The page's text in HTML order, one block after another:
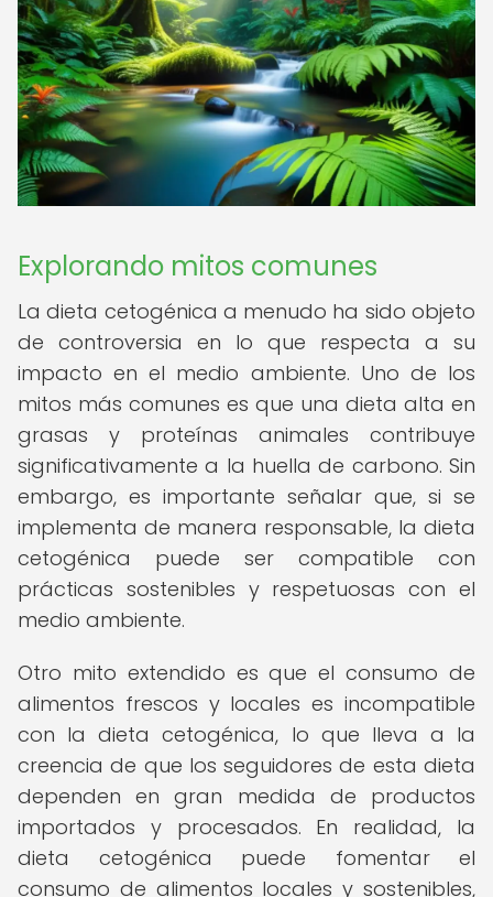
Explorando mitos comunes
La dieta cetogénica a menudo ha sido objeto
de controversia en lo que respecta a su
impacto en el medio ambiente. Uno de los
mitos más comunes es que una dieta alta en
grasas y proteínas animales contribuye
significativamente a la huella de carbono. Sin
embargo, es importante señalar que, si se
implementa de manera responsable, la dieta
cetogénica puede ser compatible con
prácticas sostenibles y respetuosas con el
medio ambiente.
Otro mito extendido es que el consumo de
alimentos frescos y locales es incompatible
con la dieta cetogénica, lo que lleva a la
creencia de que los seguidores de esta dieta
dependen en gran medida de productos
importados y procesados. En realidad, la
dieta cetogénica puede fomentar el
consumo de alimentos locales y sostenibles,